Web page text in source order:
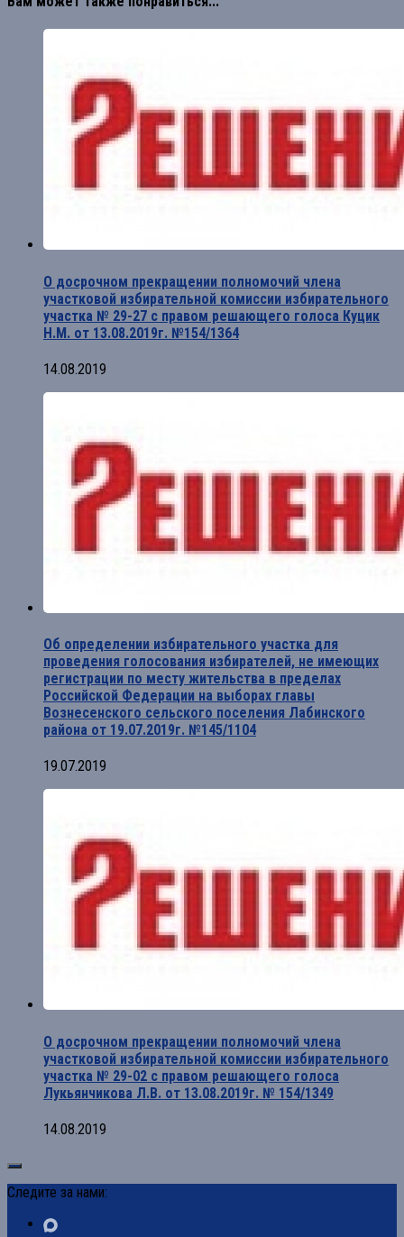
О досрочном прекращении полномочий члена
участковой избирательной комиссии избирательного
участка № 29-27 с правом решающего голоса Куцик
Н.М. от 13.08.2019г. №154/1364
14.08.2019
Об определении избирательного участка для
проведения голосования избирателей, не имеющих
регистрации по месту жительства в пределах
Российской Федерации на выборах главы
Вознесенского сельского поселения Лабинского
района от 19.07.2019г. №145/1104
19.07.2019
О досрочном прекращении полномочий члена
участковой избирательной комиссии избирательного
участка № 29-02 с правом решающего голоса
Лукьянчикова Л.В. от 13.08.2019г. № 154/1349
14.08.2019
Следите за нами: